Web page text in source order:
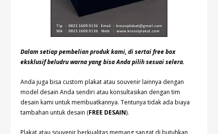
Dalam setiap pembelian produk kami, di sertai free box
eksklusif beludru warna yang bisa Anda pilih sesuai selera.
Anda juga bisa custom plakat atau souvenir lainnya dengan
model desain Anda sendiri atau konsultasikan dengan tim
desain kami untuk membuatkannya. Tentunya tidak ada biaya
tambahan untuk desain (FREE DESAIN).
Plakat atau souvenir berkualitas memang sangat di butuhkan,